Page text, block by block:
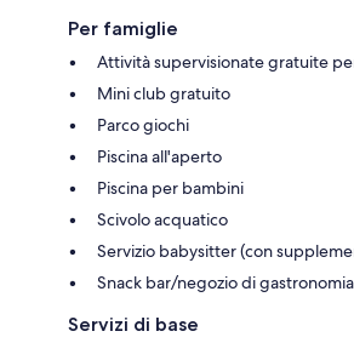
Per famiglie
Attività supervisionate gratuite
Mini club gratuito
Parco giochi
Piscina all'aperto
Piscina per bambini
Scivolo acquatico
Servizio babysitter (con
Snack bar/negozio di gastronomia
Servizi di base